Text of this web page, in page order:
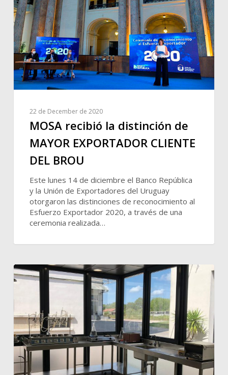
22 de December de 2020
MOSA recibió la distinción de
MAYOR EXPORTADOR CLIENTE
DEL BROU
Este lunes 14 de diciembre el Banco República
y la Unión de Exportadores del Uruguay
otorgaron las distinciones de reconocimiento al
Esfuerzo Exportador 2020, a través de una
ceremonia realizada…